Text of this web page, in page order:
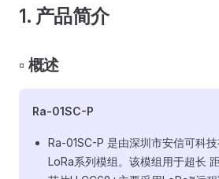
1. 产品简介
▫️ 概述
Ra-01SC-P
Ra-01SC-P 是由深圳市安信可科
LoRa系列模组。该模组用于超长